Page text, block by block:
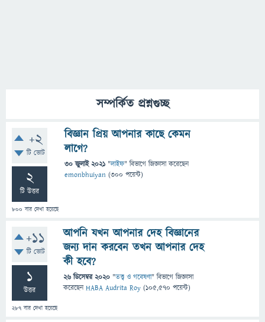
সম্পর্কিত প্রশ্নগুচ্ছ
+2
টি ভোট
2
টি উত্তর
800 বার দেখা হয়েছে
বিজ্ঞান প্রিয় আপনার কাছে কেমন
লাগে?
30 জুলাই 2021 "লাইফ" বিভাগে জিজ্ঞাসাকরেছেন
emonbhuiyan (300 পয়েন্ট)
+11
টি ভোট
1
উত্তর
287 বার দেখা হয়েছে
আপনি যখন আপনার দেহ বিজ্ঞানের
জন্য দান করবেন তখন আপনার দেহ
কী হবে?
26 ডিসেম্বর 2020 "তত্ত্ব ও গবেষণা" বিভাগে জিজ্ঞাসা
করেছেনHABA Audrita Roy (105,570 পয়েন্ট)